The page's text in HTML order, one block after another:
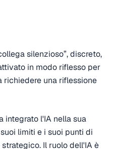
silenzioso”, discreto,
in modo riflesso per
una riflessione
integrato l'IA nella sua
limiti e i suoi punti di
Il ruolo dell'IA è